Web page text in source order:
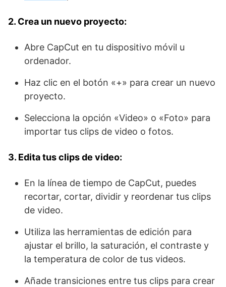
2. Crea un nuevo proyecto:
Abre CapCut en tu dispositivo móvil u
ordenador.
Haz clic en el botón «+» para crear un nuevo
proyecto.
Selecciona la opción «Video» o «Foto» para
importar tus clips de video o fotos.
3. Edita tus clips de video:
En la línea de tiempo de CapCut, puedes
recortar, cortar, dividir y reordenar tus clips
de video.
Utiliza las herramientas de edición para
ajustar el brillo, la saturación, el contraste y
la temperatura de color de tus videos.
Añade transiciones entre tus clips para crear